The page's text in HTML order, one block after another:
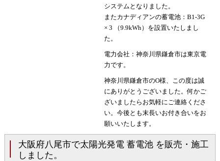
システムとなりました。
またカナディアンの蓄電池：B1-3G
× 3 （9.9kWh）を設置いたしまし
た。
電力会社：神奈川県鎌倉市は東京電
力です。
神奈川県鎌倉市のO様、この度は誠
にありがとうございました。何かご
ざいましたらお気軽にご連絡くださ
い。今後とも末長いお付き合いをお
願いいたします。
大阪府八尾市で太陽光発電 蓄電池 を販売・施工
しました。